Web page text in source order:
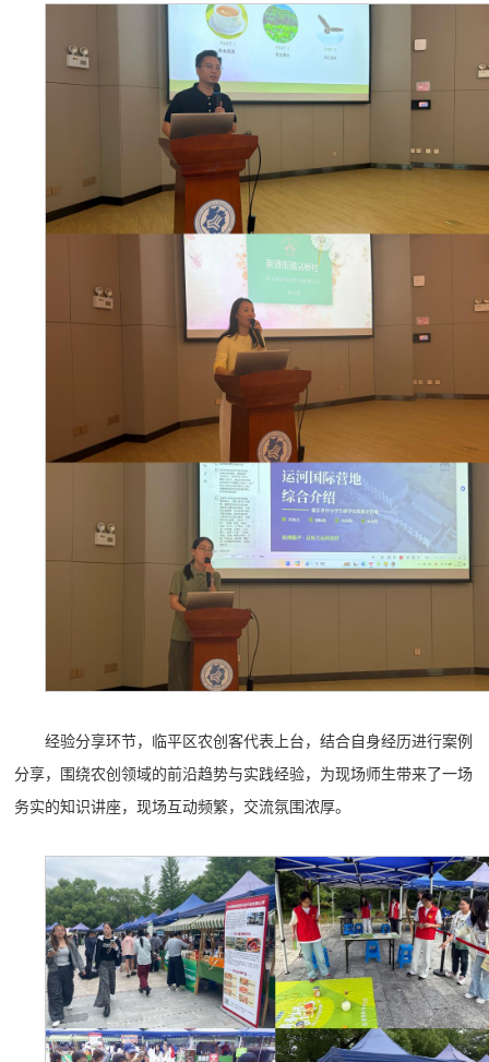
经验分享环节，临平区农创客代表上台，结合自身经历进行案例
分享，围绕农创领域的前沿趋势与实践经验，为现场师生带来了一场
务实的知识讲座，现场互动频繁，交流氛围浓厚。